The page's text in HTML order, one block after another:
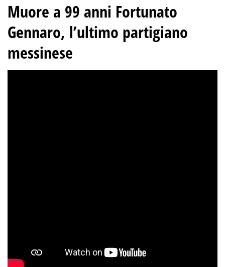
Muore a 99 anni Fortunato
Gennaro, l’ultimo partigiano
messinese